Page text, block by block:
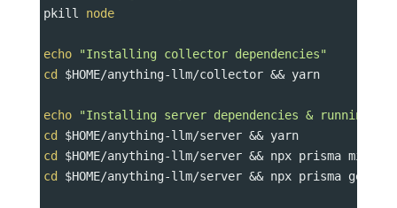
pkill node
echo
"Installing collector dependencies"
cd
$HOME/anything-llm/collector && yarn
echo
"Installing server dependencies & running
cd
$HOME/anything-llm/server && yarn
cd
$HOME/anything-llm/server && npx prisma
cd
$HOME/anything-llm/server && npx prisma